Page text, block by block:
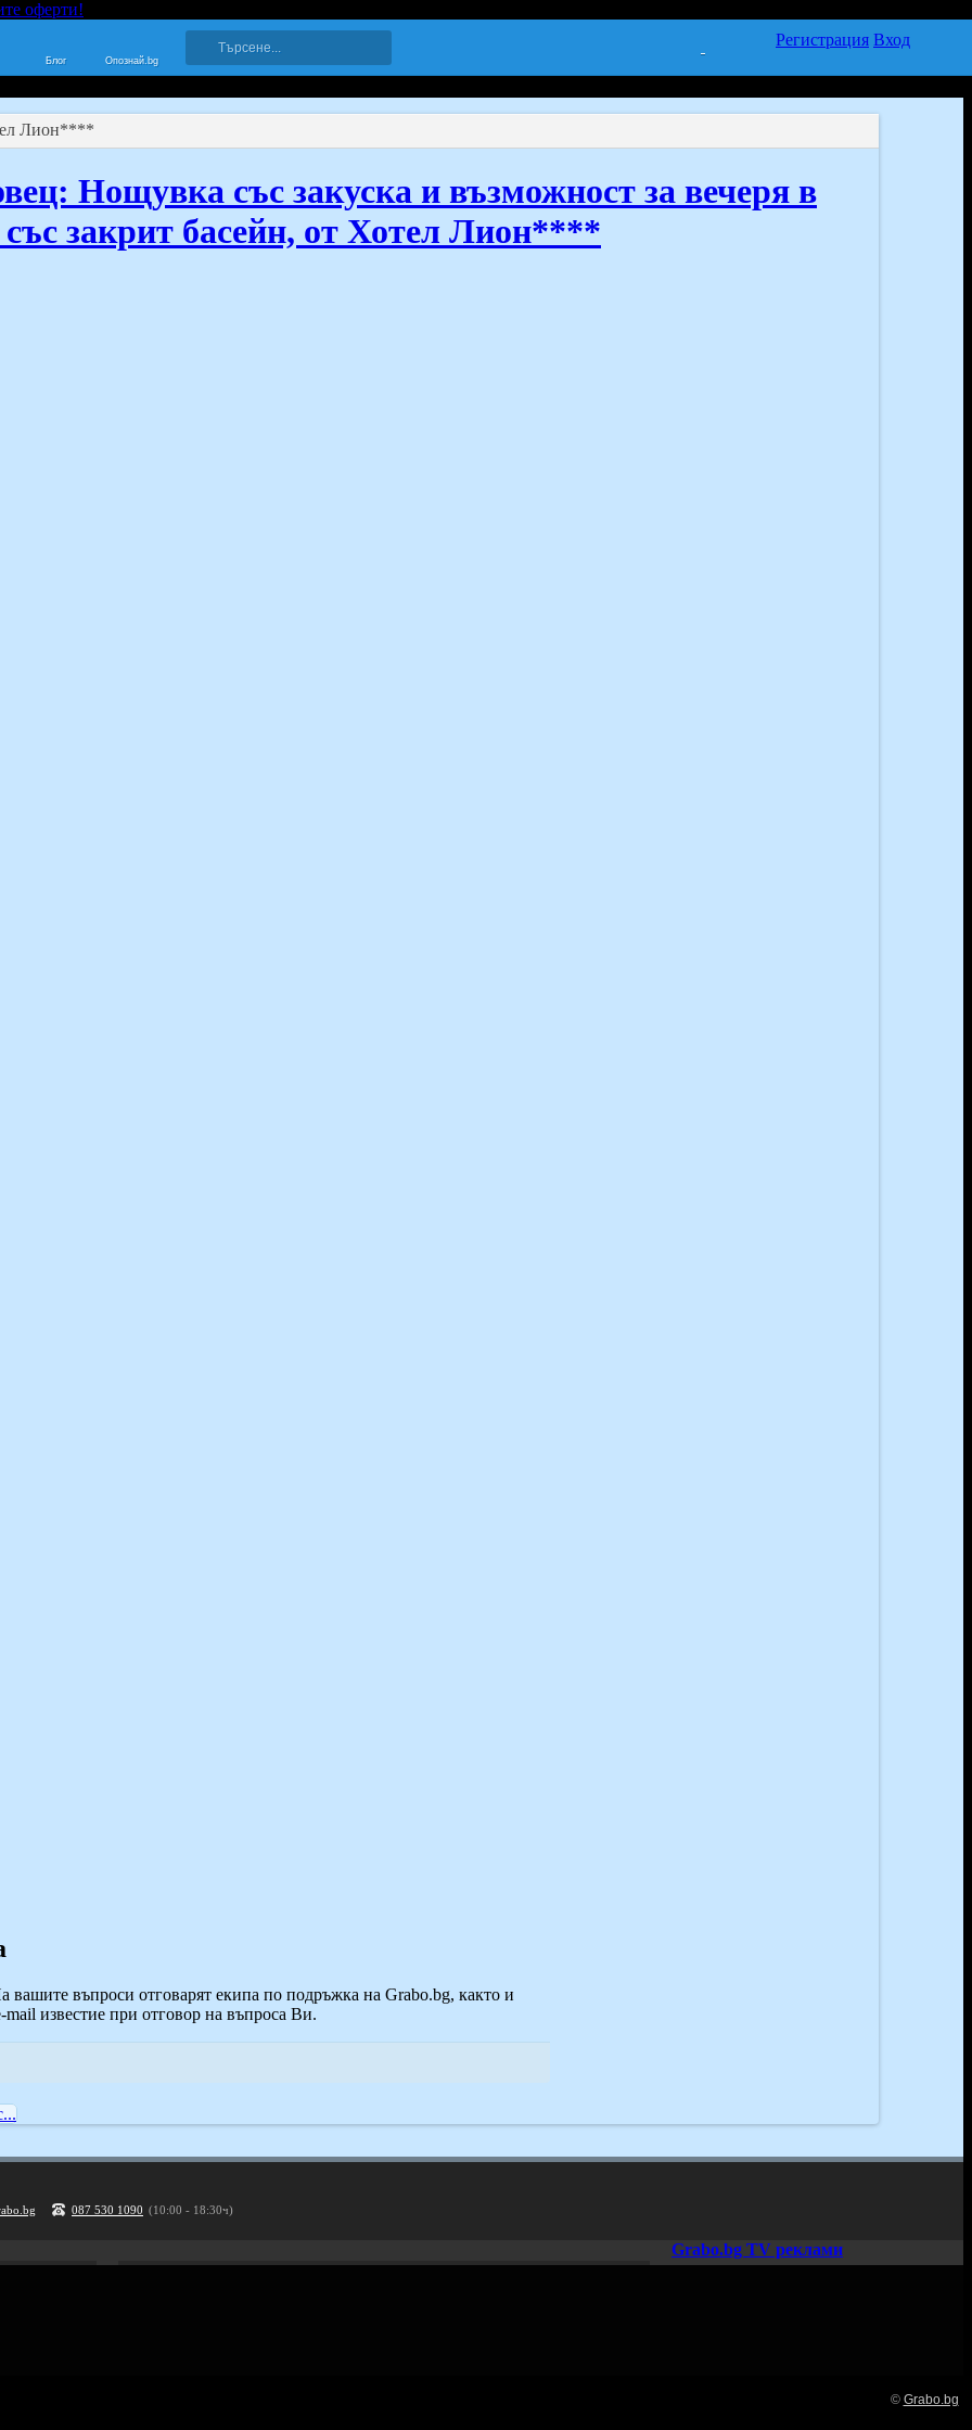
оферти!
Блог Опознай.bg
Регистрация Вход
Лион****
Нощувка със закуска и възможност за вечеря в
закрит басейн, от Хотел Лион****
вашите въпроси отговарят екипа по подръжка на Grabo.bg, както и
известие при отговор на въпроса Ви.
087 530 1090 (10:00 - 18:30ч)
Grabo.bg TV реклами
© Grabo.bg